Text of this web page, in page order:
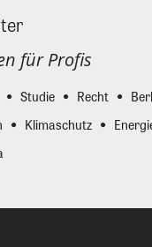
für Profis
Studie Recht
Klimaschutz